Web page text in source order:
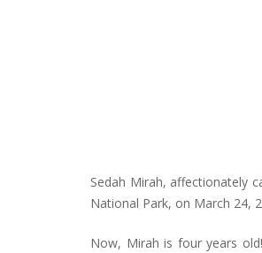
Sedah Mirah, affectionately
National Park, on March 24,
Now, Mirah is four years